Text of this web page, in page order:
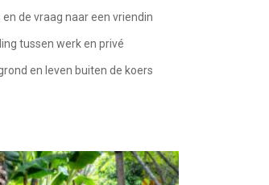
en de vraag naar een vriendin
tussen werk en privé
en leven buiten de koers